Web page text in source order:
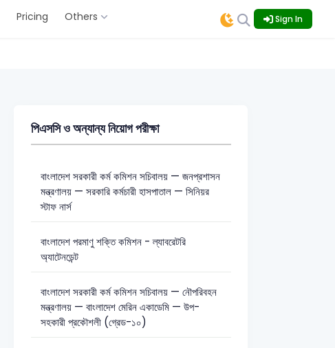
Pricing Others Sign In
পিএসসি ও অন্যান্য নিয়োগ পরীক্ষা
বাংলাদেশ সরকারী কর্ম কমিশন সচিবালয় — জনপ্রশাসন
মন্ত্রণালয় — সরকারি কর্মচারী হাসপাতাল — সিনিয়র
স্টাফ নার্স
বাংলাদেশ পরমাণু শক্তি কমিশন - ল্যাবরেটরি
অ্যাটেনডেন্ট
বাংলাদেশ সরকারী কর্ম কমিশন সচিবালয় — নৌপরিবহন
মন্ত্রণালয় — বাংলাদেশ মেরিন একাডেমি — উপ-
সহকারী প্রকৌশলী (গ্রেড-১০)